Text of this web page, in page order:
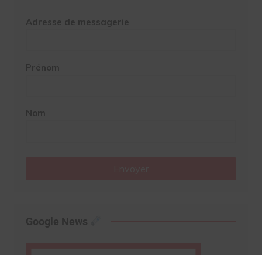
Adresse de messagerie
Prénom
Nom
Google News